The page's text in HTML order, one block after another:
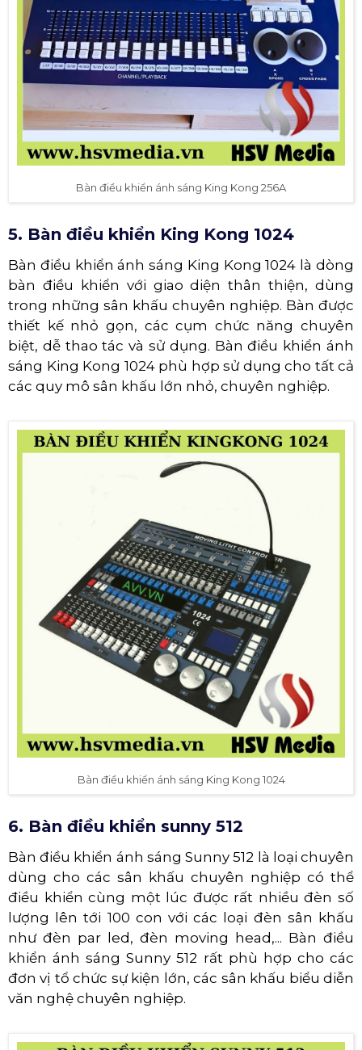
Bàn điều khiển ánh sáng King Kong 256A
5. Bàn điều khiển King Kong 1024
Bàn điều khiển ánh sáng King Kong 1024 là dòng
bàn điều khiển với giao diện thân thiện, dùng
trong những sân khấu chuyên nghiệp. Bàn được
thiết kế nhỏ gọn, các cụm chức năng chuyên
biệt, dễ thao tác và sử dụng. Bàn điều khiển ánh
sáng King Kong 1024 phù hợp sử dụng cho tất cả
các quy mô sân khấu lớn nhỏ, chuyên nghiệp.
Bàn điều khiển ánh sáng King Kong 1024
6. Bàn điều khiển sunny 512
Bàn điều khiển ánh sáng Sunny 512 là loại chuyên
dùng cho các sân khấu chuyên nghiệp có thể
điều khiển cùng một lúc được rất nhiều đèn số
lượng lên tới 100 con với các loại đèn sân khấu
như đèn par led, đèn moving head,... Bàn điều
khiển ánh sáng Sunny 512 rất phù hợp cho các
đơn vị tổ chức sự kiện lớn, các sân khấu biểu diễn
văn nghệ chuyên nghiệp.